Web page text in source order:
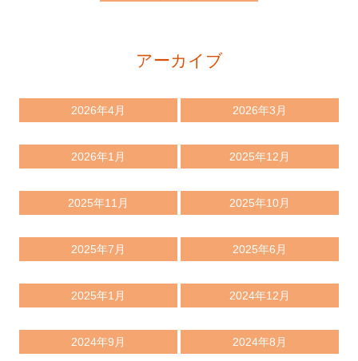
アーカイブ
2026年4月 2026年3月
2026年1月 2025年12月
2025年11月 2025年10月
2025年7月 2025年6月
2025年1月 2024年12月
2024年9月 2024年8月